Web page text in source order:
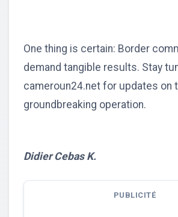
One thing is certain: Border
demand tangible results. Stay
cameroun24.net for updates on
groundbreaking operation.
Didier Cebas K.
PUBLICITÉ